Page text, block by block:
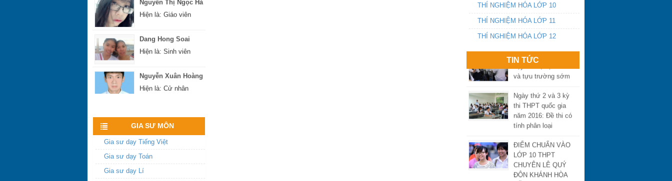
Hiện là: Giáo viên
Hiện là: Sinh viên
Hiện là: Cử nhân
GIA SƯ MÔN
Gia sư dạy Tiếng Việt
Gia sư dạy Toán
Gia sư dạy Lí
THÍ NGHIỆM HÓA LỚP 10
THÍ NGHIỆM HÓA LỚP 11
THÍ NGHIỆM HÓA LỚP 12
TIN TỨC
Điểm chuẩn vào lớp
10 Khánh Hòa năm
2016
dạy thêm, học thêm
thi THPT quốc gia
năm 2016: Đề thi có
tính phân loại
LỚP 10 THPT
CHUYÊN LÊ QUÝ
ĐÔN KHÁNH HÒA
NĂM 2016